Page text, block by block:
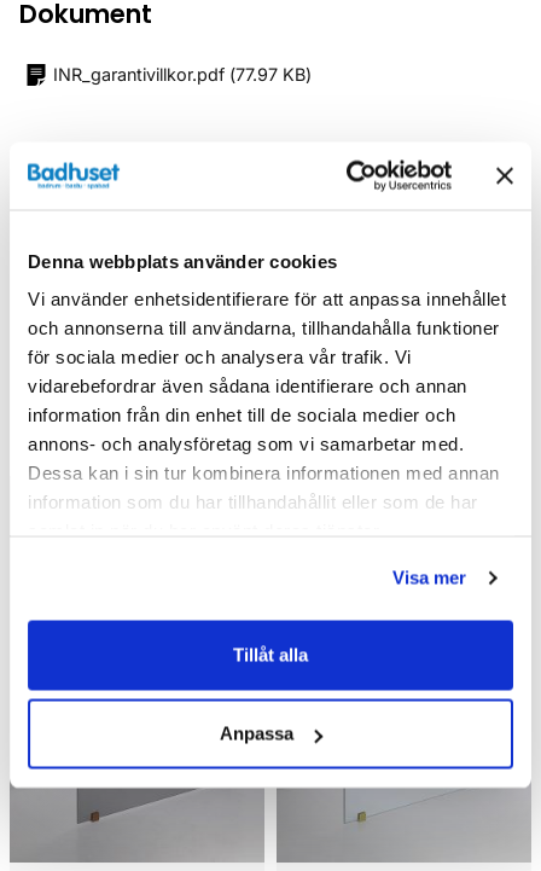
Denna webbplats använder cookies
Vi använder enhetsidentifierare för att anpassa innehållet
och annonserna till användarna, tillhandahålla funktioner
för sociala medier och analysera vår trafik. Vi
vidarebefordrar även sådana identifierare och annan
information från din enhet till de sociala medier och
annons- och analysföretag som vi samarbetar med.
Dessa kan i sin tur kombinera informationen med annan
information som du har tillhandahållit eller som de har
Visa mer
Tillåt alla
Anpassa
Dokument
INR_garantivillkor.pdf (77.97 KB)
Relaterade kategorier
Duschar
Liknande produkter